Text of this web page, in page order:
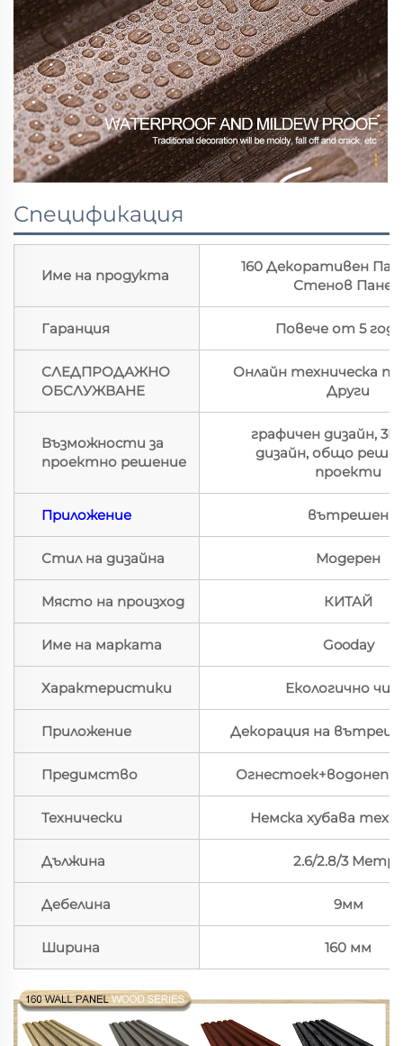
Спецификация
Име на продукта
160 Декоративен
Стенов Панел)
Гаранция Повече от 5
СЛЕДПРОДАЖНО
ОБСЛУЖВАНЕ
Онлайн техническа
Други
Възможности за
проектно решение
графичен дизайн,
дизайн, общо
проекти
Приложение вътрешен
Стил на дизайна Модерен
Място на произход КИТАЙ
Име на марката Gooday
Характеристики Екологично
Приложение Декорация на
Предимство
Технически Немска хубава
Дължина 2.6/2.8/3 Метра
Дебелина 9мм
Ширина 160 мм